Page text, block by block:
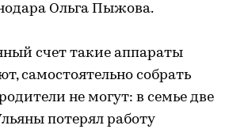
Ольга Пыжова.
счет такие аппараты
самостоятельно собрать
не могут: в семье две
потерял работу